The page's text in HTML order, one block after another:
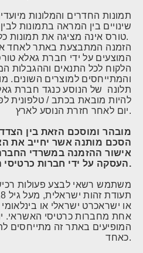
תמונות החדרים והמלונות
שינויים בין המראה בתמונות
טורס אינה מציגה את תמונות כל סוגי החדרים במלונות.
הזמנה המתבצעת באתר לאחד או
המוצעים על ידי חברת גאלא
הלקוח לכל התנאים וההגבלות
והמתייחסים למוצרים השונים.
תלונה של הנוסע כנגד חברת
יום לאחר חזרת הנוסע לארץ.
מובהר ומוסכם הזאת בין
הסכם מותנה אשר יחייב את
אישור ההזמנה במשרדי
העסקה על ידי חברות כרטיסי האשראי ע"ש המזמין.
משתמש רשאי לבצע פעולות
או ישראכרט ישראלי או
אחת מחברות כרטיסי האשראי.
המופיעים באתר זה מתייחסים
כאחד.